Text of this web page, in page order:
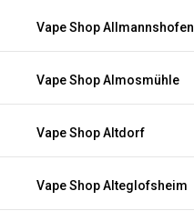
Vape Shop Allmannshofen
Vape Shop Almosmühle
Vape Shop Altdorf
Vape Shop Alteglofsheim